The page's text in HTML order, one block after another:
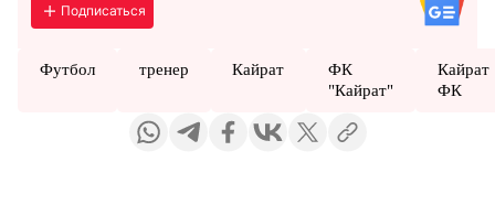
Подписаться
Футбол тренер Кайрат
ФК
"Кайрат"
Кайрат
ФК